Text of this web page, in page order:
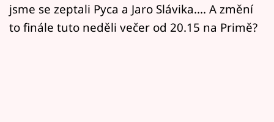
Přihlášení
jsme se zeptali Pyca a Jaro Slávika.... A změní
to finále tuto neděli večer od 20.15 na Primě?